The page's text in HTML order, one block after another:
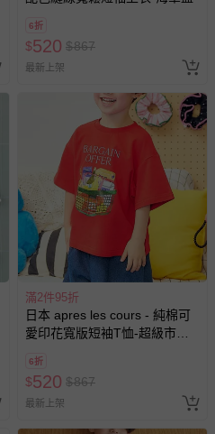
6折
$520 $867
最新上架
滿2件95折
日本 apres les cours - 純棉可
愛印花寬版短袖T恤-超級市場-
6折
$520 $867
最新上架